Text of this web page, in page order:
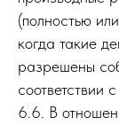
(полностью
когда такие
разрешены
соответствии
6.6. В